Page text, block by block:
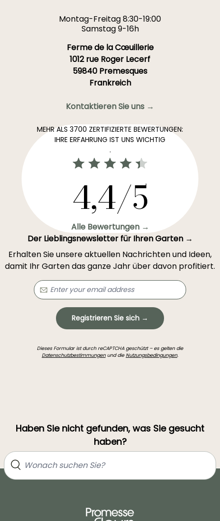
Montag-Freitag 8:30-19:00
Samstag 9-16h
Ferme de la Cœuillerie
1012 rue Roger Lecerf
59840 Premesques
Frankreich
Kontaktieren Sie uns →
MEHR ALS 3700 ZERTIFIZIERTE BEWERTUNGEN:
IHRE ERFAHRUNG IST UNS WICHTIG
.
4,4/5
Alle Bewertungen →
Der Lieblingsnewsletter für Ihren Garten →
Erhalten Sie unsere aktuellen Nachrichten und Ideen,
damit Ihr Garten das ganze Jahr über davon profitiert.
Registrieren Sie sich →
Dieses Formular ist durch reCAPTCHA geschützt – es gelten die
Datenschutzbestimmungenund dieNutzungsbedingungen.
Haben Sie nicht gefunden, was Sie gesucht
haben?